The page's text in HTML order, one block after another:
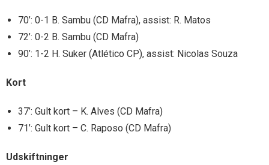
70’: 0-1 B. Sambu (CD Mafra), assist: R. Matos
72’: 0-2 B. Sambu (CD Mafra)
90’: 1-2 H. Suker (Atlético CP), assist: Nicolas Souza
Kort
37’: Gult kort – K. Alves (CD Mafra)
71’: Gult kort – C. Raposo (CD Mafra)
Udskiftninger